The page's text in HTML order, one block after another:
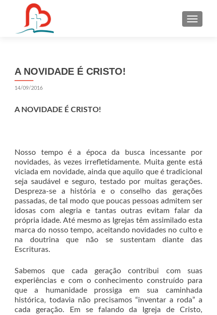
A NOVIDADE É CRISTO!
14/09/2016
A NOVIDADE É CRISTO!
Nosso tempo é a época da busca incessante por
novidades, às vezes irrefletidamente. Muita gente está
viciada em novidade, ainda que aquilo que é tradicional
seja saudável e seguro, testado por muitas gerações.
Despreza-se a história e o conselho das gerações
passadas, de tal modo que poucas pessoas admitem ser
idosas com alegria e tantas outras evitam falar da
própria idade. Até mesmo as Igrejas têm assimilado esta
marca do nosso tempo, aceitando novidades no culto e
na doutrina que não se sustentam diante das
Escrituras.
Sabemos que cada geração contribui com suas
experiências e com o conhecimento construído para
que a humanidade prossiga em sua caminhada
histórica, todavia não precisamos “inventar a roda” a
cada geração. Em se falando da Igreja de Cristo,